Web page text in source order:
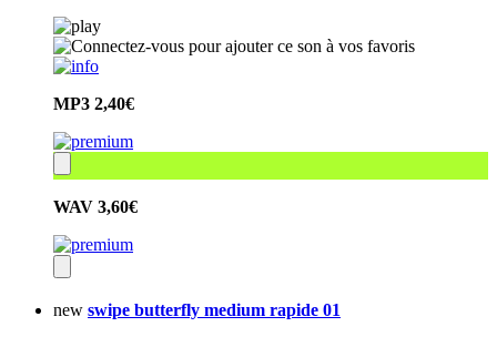
MP3 2,40€
WAV 3,60€
new swipe butterfly medium rapide 01